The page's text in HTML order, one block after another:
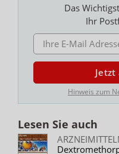
Das
Ihr
E-MAIL ADRESSE
Hinweis zum
Lesen Sie auch